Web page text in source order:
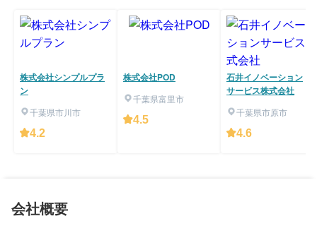
株式会社シンプルプラ
ン
千葉県市川市
4.2
株式会社POD
千葉県富里市
4.5
石井イノベーション
サービス株式会社
千葉県市原市
4.6
会社概要